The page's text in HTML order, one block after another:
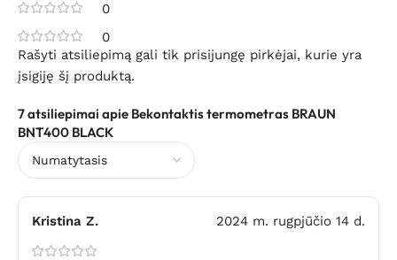
0
0
7 atsiliepimai apie Bekontaktis termometras BRAUN
BNT400 BLACK
Kristina Z. 2024 m. rugpjūčio 14 d.
Rašyti atsiliepimą gali tik prisijungę pirkėjai, kurie yra
įsigiję šį produktą.